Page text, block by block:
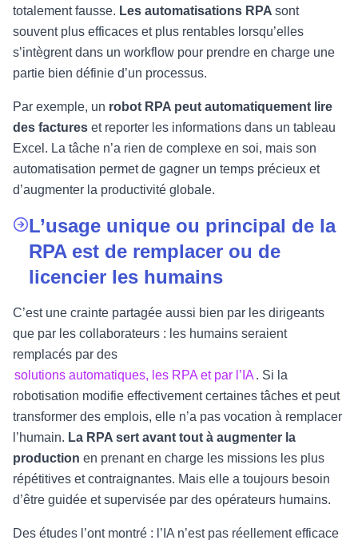
totalement fausse. Les automatisations RPA sont
souvent plus efficaces et plus rentables lorsqu’elles
s’intègrent dans un workflow pour prendre en charge une
partie bien définie d’un processus.
Par exemple, un robot RPA peut automatiquement lire
des factures et reporter les informations dans un tableau
Excel. La tâche n’a rien de complexe en soi, mais son
automatisation permet de gagner un temps précieux et
d’augmenter la productivité globale.
L’usage unique ou principal de la
RPA est de remplacer ou de
licencier les humains
C’est une crainte partagée aussi bien par les dirigeants
que par les collaborateurs : les humains seraient
remplacés par des
solutions automatiques, les RPA et par l’IA . Si la
robotisation modifie effectivement certaines tâches et peut
transformer des emplois, elle n’a pas vocation à remplacer
l’humain. La RPA sert avant tout à augmenter la
production en prenant en charge les missions les plus
répétitives et contraignantes. Mais elle a toujours besoin
d’être guidée et supervisée par des opérateurs humains.
Des études l’ont montré : l’IA n’est pas réellement efficace